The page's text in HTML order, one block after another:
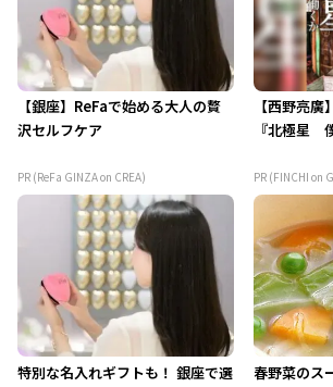
【銀座】ReFaで始める大人の贅
沢セルフケア
PR (ReFa GINZA on CREA)
【西野亮
『北極星
PR (FINCHI on
特別な名入れギフトも！ 銀座で選
春野菜のス